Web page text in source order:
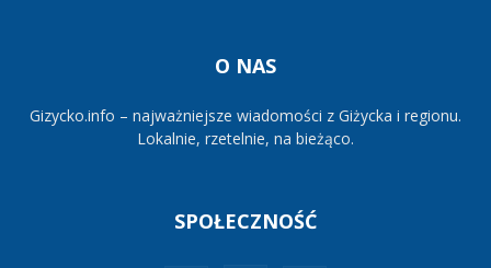
O NAS
Gizycko.info – najważniejsze wiadomości z Giżycka i regionu.
Lokalnie, rzetelnie, na bieżąco.
SPOŁECZNOŚĆ